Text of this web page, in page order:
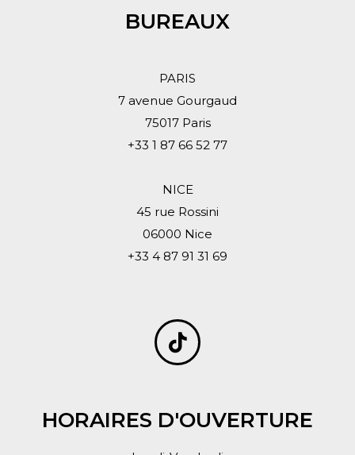
BUREAUX
PARIS
7 avenue Gourgaud
75017 Paris
+33 1 87 66 52 77
NICE
45 rue Rossini
06000 Nice
+33 4 87 91 31 69
HORAIRES D'OUVERTURE